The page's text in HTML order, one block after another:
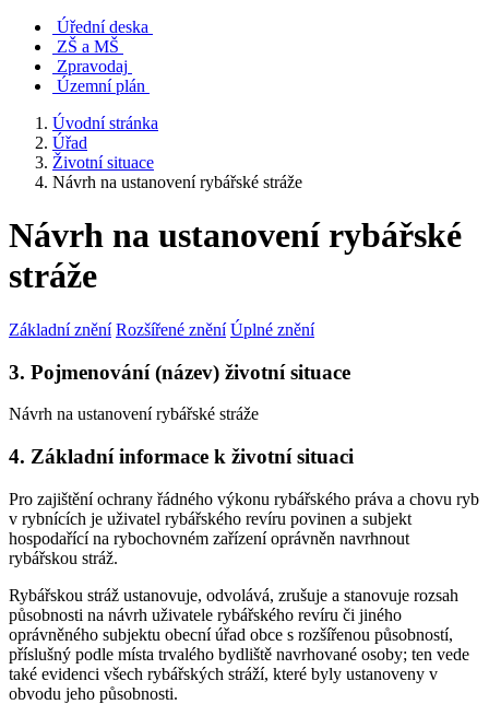
Úřední deska
ZŠ a MŠ
Zpravodaj
Územní plán
Úvodní stránka
Úřad
Životní situace
Návrh na ustanovení rybářské stráže
Návrh na ustanovení rybářské
stráže
Základní znění Rozšířené znění Úplné znění
3. Pojmenování (název) životní situace
Návrh na ustanovení rybářské stráže
4. Základní informace k životní situaci
Pro zajištění ochrany řádného výkonu rybářského práva a chovu ryb
v rybnících je uživatel rybářského revíru povinen a subjekt
hospodařící na rybochovném zařízení oprávněn navrhnout
rybářskou stráž.
Rybářskou stráž ustanovuje, odvolává, zrušuje a stanovuje rozsah
působnosti na návrh uživatele rybářského revíru či jiného
oprávněného subjektu obecní úřad obce s rozšířenou působností,
příslušný podle místa trvalého bydliště navrhované osoby; ten vede
také evidenci všech rybářských stráží, které byly ustanoveny v
obvodu jeho působnosti.